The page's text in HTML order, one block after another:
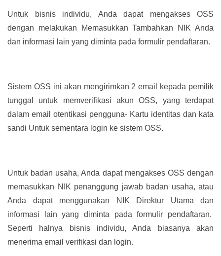
Untuk bisnis individu, Anda dapat mengakses OSS
dengan melakukan Memasukkan Tambahkan NIK Anda
dan informasi lain yang diminta pada formulir pendaftaran.
Sistem OSS ini akan mengirimkan 2 email kepada pemilik
tunggal untuk memverifikasi akun OSS, yang terdapat
dalam email otentikasi pengguna- Kartu identitas dan kata
sandi Untuk sementara login ke sistem OSS.
Untuk badan usaha, Anda dapat mengakses OSS dengan
memasukkan NIK penanggung jawab badan usaha, atau
Anda dapat menggunakan NIK Direktur Utama dan
informasi lain yang diminta pada formulir pendaftaran.
Seperti halnya bisnis individu, Anda biasanya akan
menerima email verifikasi dan login.